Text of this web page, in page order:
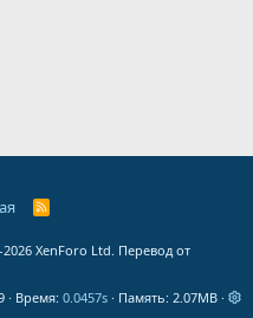
R
XenForo Ltd. Перевод от
Время 0.0457s Память 2.07MB